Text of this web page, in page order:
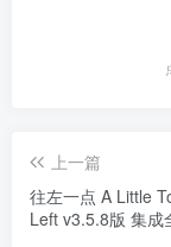
上一篇
往左一点 A Little
Left v3.5.8版 集成